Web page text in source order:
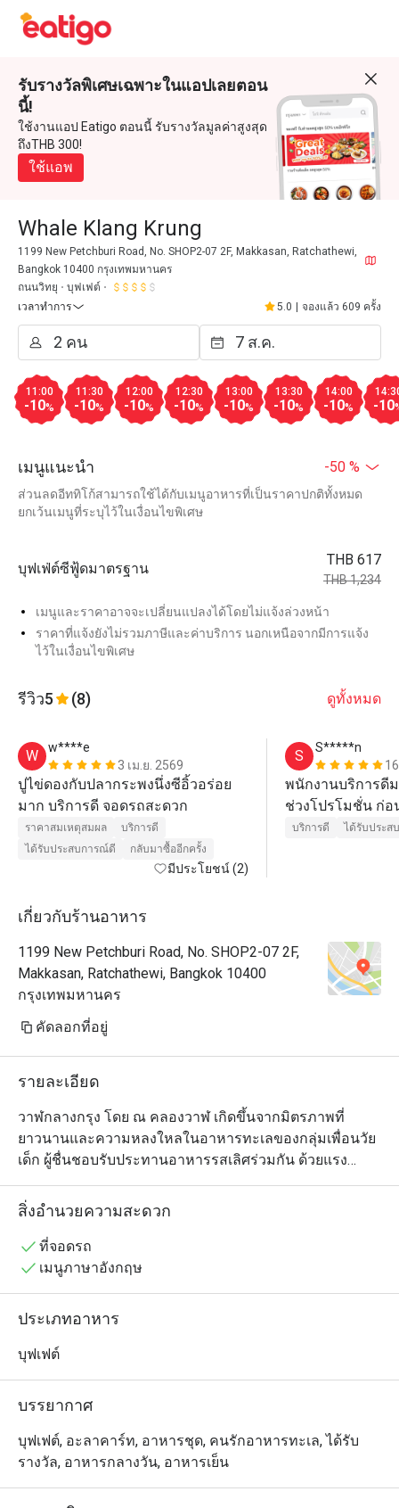
รับรางวัลพิเศษเฉพาะในแอปเลยตอน
นี้!
ใช้งานแอป Eatigo ตอนนี้ รับรางวัลมูลค่าสูงสุด
ถึงTHB 300!
ใช้แอพ
Whale Klang Krung
1199 New Petchburi Road, No. SHOP2-07 2F, Makkasan, Ratchathewi,
Bangkok 10400 กรุงเทพมหานคร
ถนนวิทยุ
บุฟเฟต์
เวลาทำการ
5.0 จองแล้ว 609 ครั้ง
11:00
-10%
11:30
-10%
12:00
-10%
12:30
-10%
13:00
-10%
13:30
-10%
14:00
-10% -10
เมนูแนะนำ -50 %
ส่วนลดอีททิโก้สามารถใช้ได้กับเมนูอาหารที่เป็นราคาปกติทั้งหมด
ยกเว้นเมนูที่ระบุไว้ในเงื่อนไขพิเศษ
บุฟเฟ่ต์ซีฟู้ดมาตรฐาน
THB 617
THB 1,234
เมนูและราคาอาจจะเปลี่ยนแปลงได้โดยไม่แจ้งล่วงหน้า
ราคาที่แจ้งยังไม่รวมภาษีและค่าบริการ นอกเหนือจากมีการแจ้ง
ไว้ในเงื่อนไขพิเศษ
รีวิว5 (8) ดูทั้งหมด
W
w****e
3 เม.ย. 2569
ปูไข่ดองกับปลากระพงนึ่งซีอิ้วอร่อย
มาก บริการดี จอดรถสะดวก
ราคาสมเหตุสมผล
บริการดี
ได้รับประสบการณ์ดี
กลับมาซื้ออีกครั้ง
มีประโยชน์ (2)
S
S*****n
พนักงานบริการดีม
ช่วงโปรโมชั่น ก่
เมนูได้ค่อนข้างล
บริการดี ได้รับประส
เกี่ยวกับร้านอาหาร
1199 New Petchburi Road, No. SHOP2-07 2F,
Makkasan, Ratchathewi, Bangkok 10400
กรุงเทพมหานคร
คัดลอกที่อยู่
รายละเอียด
วาฬกลางกรุง โดย ณ คลองวาฬ เกิดขึ้นจากมิตรภาพที่
ยาวนานและความหลงใหลในอาหารทะเลของกลุ่มเพื่อนวัย
เด็ก ผู้ชื่นชอบรับประทานอาหารรสเลิศร่วมกัน ด้วยแรง
บันดาลใจ และประสบการณ์ที่สะสมมา ร้านอาหารแห่งนี้จึง
ถูกสร้างขึ้น เพื่อมอบความสุขผ่านรสชาติอาหารที่น่าประทับ
รสชาติ อาหารไทยที่คุ้นเคย ทุกเมนูถูกสร้างสรรค์อย่างตั้งใจ
และคัดสรรวัตถุดิบคุณภาพอย่างพิธีพิถัน เราเชื่อว่าอาหาร
และช่วงเวลาที่มีคุณค่า เราหวังว่า "วาฬกลางกรุง" จะเป็น
อบอุ่น และเป็นกันเอง พร้อมสร้างความทรงจำ ที่งดงามกับ
วาฬกลางกรุง คือร้านบุฟเฟต์ซีฟู้ดใจกลางกรุงเทพฯ ตั้งอยู่ที่
ArounD Lifestyle Station (ปั๊ม ปตท. เพชรบุรีตัดใหม่) ชั้น 2
เดินทางสะดวก บรรยากาศเป็นกันเอง เหมาะสำหรับ
สิ่งอำนวยความสะดวก
ที่จอดรถ
เมนูภาษาอังกฤษ
ประเภทอาหาร
บุฟเฟต์
บรรยากาศ
บุฟเฟต์, อะลาคาร์ท, อาหารชุด, คนรักอาหารทะเล, ได้รับ
รางวัล, อาหารกลางวัน, อาหารเย็น